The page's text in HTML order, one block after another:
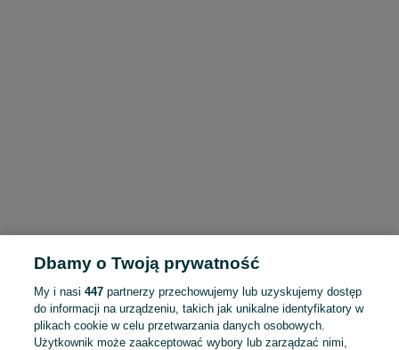
Dbamy o Twoją prywatność
My i nasi447 partnerzy przechowujemy lub uzyskujemy dostęp
do informacji na urządzeniu, takich jak unikalne identyfikatory w
plikach cookie w celu przetwarzania danych osobowych.
Użytkownik może zaakceptować wybory lub zarządzać nimi,